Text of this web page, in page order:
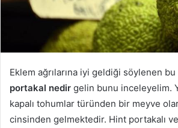
Eklem ağrılarına iyi geldiği söylenen bu
portakal nedir gelin bunu inceleyelim.
kapalı tohumlar türünden bir meyve
cinsinden gelmektedir. Hint portakalı ve